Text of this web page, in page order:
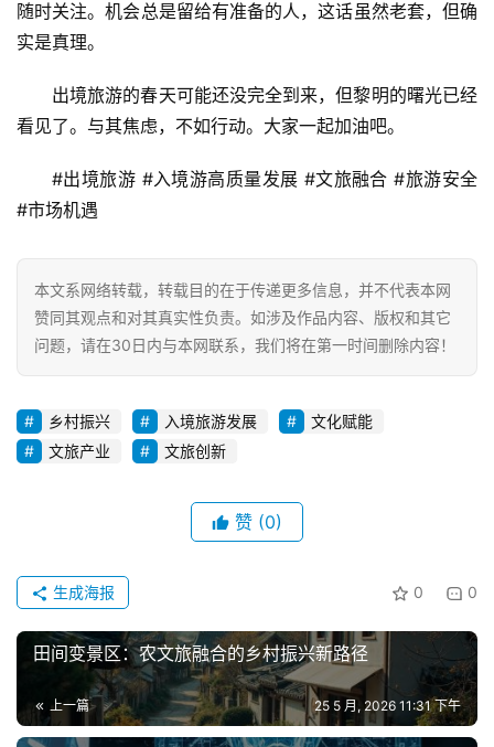
随时关注。机会总是留给有准备的人，这话虽然老套，但确
实是真理。
出境旅游的春天可能还没完全到来，但黎明的曙光已经
看见了。与其焦虑，不如行动。大家一起加油吧。
#出境旅游 #入境游高质量发展 #文旅融合 #旅游安全
#市场机遇
本文系网络转载，转载目的在于传递更多信息，并不代表本网
赞同其观点和对其真实性负责。如涉及作品内容、版权和其它
问题，请在30日内与本网联系，我们将在第一时间删除内容！
乡村振兴 入境旅游发展
文化赋能
文旅产业
文旅创新
赞 (0)
0 0
生成海报
田间变景区：农文旅融合的乡村振兴新路径
上一篇 25 5 月, 2026 11:31 下午